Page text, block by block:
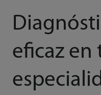
eficaz en